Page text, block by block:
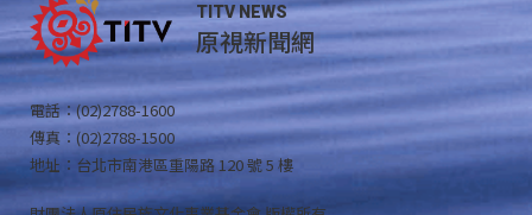
TITV NEWS
原視新聞網
電話：(02)2788-1600
傳真：(02)2788-1500
地址：台北市南港區重陽路 120 號 5 樓